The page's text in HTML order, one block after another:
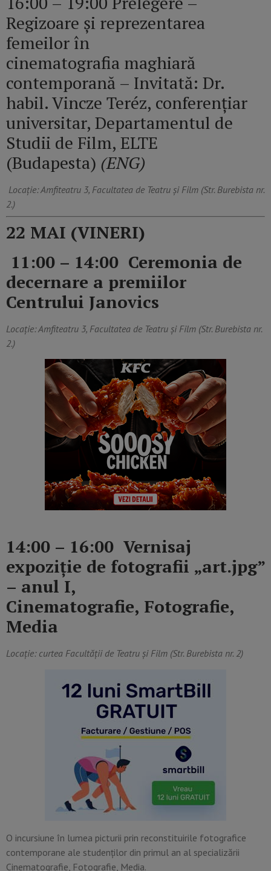
Regizoare și reprezentarea
femeilor în
cinematografia maghiară
contemporană – Invitată: Dr.
habil. Vincze Teréz, conferențiar
universitar, Departamentul de
Studii de Film, ELTE
(Budapesta) (ENG)
Locație: Amfiteatru 3, Facultatea de Teatru și Film (Str. Burebista nr.
2.)
22 MAI (VINERI)
11:00 – 14:00 Ceremonia de
decernare a premiilor
Centrului Janovics
Locație: Amfiteatru 3, Facultatea de Teatru și Film (Str. Burebista nr.
2.)
14:00 – 16:00 Vernisaj
expoziție de fotografii „art.jpg”
– anul I,
Cinematografie, Fotografie,
Media
Locație: curtea Facultății de Teatru și Film (Str. Burebista nr. 2)
O incursiune în lumea picturii prin reconstituirile fotografice
contemporane ale studenților din primul an al specializării
Cinematografie, Fotografie, Media.